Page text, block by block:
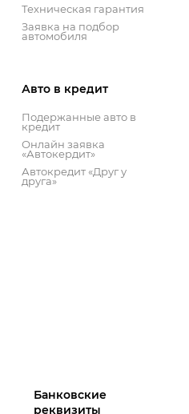
Техническая гарантия
Заявка на подбор
автомобиля
Авто в кредит
Подержанные авто в
кредит
Онлайн заявка
«Автокердит»
Автокредит «Друг у
друга»
Банковские
реквизиты